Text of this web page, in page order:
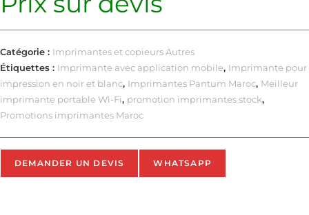
Catégorie : Imprimantes et copieurs Autres
Étiquettes : Imprimante avec application mobile, Imprimante pour
impression en noir et blanc, Imprimantes Pantum Maroc, Meilleur
imprimante portable Wi-Fi, promotion imprimantes stock,
Promotions imprimantes Maroc
DEMANDER UN DEVIS WHATSAPP